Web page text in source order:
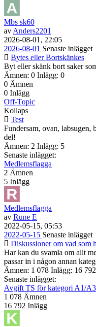
Mbs sk60
av Anders2201
2026-08-01, 22:05
2026-08-01 Senaste inlägget
Bytes eller Bortskänkes
Byt eller skänk bort saker
Ämnen: 0 Inlägg: 0
0 Ämnen
0 Inlägg
Off-Topic
Kollaps
Test
Fundersam, ovan, labsugen,
del!
Ämnen: 2 Inlägg: 5
Senaste inlägget:
Medlemsflagga
2 Ämnen
5 Inlägg
Medlemsflagga
av Rune E
2022-05-15, 05:53
2022-05-15 Senaste inlägget
Diskussioner om vad som
Har kan du svamla om allt
passar in i någon annan
Ämnen: 1 078 Inlägg: 16 792
Senaste inlägget:
Avgift TS för kategori A1/
1 078 Ämnen
16 792 Inlägg